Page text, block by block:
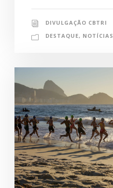
DIVULGAÇÃO CBTRI
DESTAQUE, NOTÍCIAS